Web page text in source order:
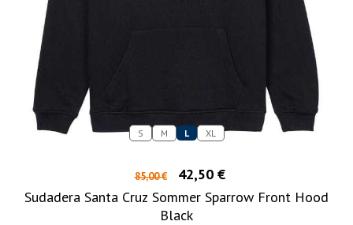
S M L XL
85,00 €
42,50 €
Sudadera Santa Cruz Sommer Sparrow Front Hood
Black